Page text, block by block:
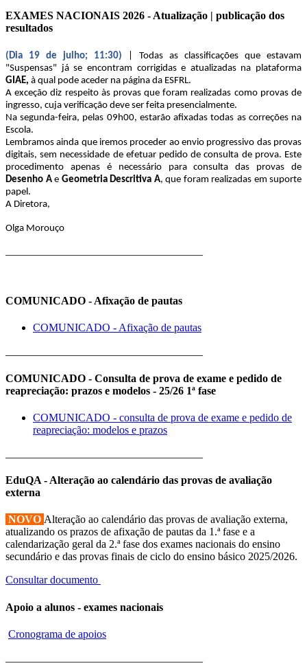
EXAMES NACIONAIS 2026 - Atualização | publicação dos
resultados
(Dia 19 de julho; 11:30)
| Todas as classificações que estavam
"Suspensas" já se encontram corrigidas e atualizadas na plataforma
GIAE, à qual pode aceder na página da ESFRL.
A exceção diz respeito às provas que foram realizadas como provas de
ingresso, cuja verificação deve ser feita presencialmente.
Na segunda-feira, pelas 09h00, estarão afixadas todas as correções na
Escola.
Lembramos ainda que iremos proceder ao envio progressivo das provas
digitais, sem necessidade de efetuar pedido de consulta de prova. Este
procedimento apenas é necessário para consulta das provas de
Desenho Ae Geometria Descritiva A, que foram realizadas em suporte
papel.
A Diretora,
Olga Morouço
COMUNICADO - Afixação de pautas
COMUNICADO - Afixação de pautas
COMUNICADO - Consulta de prova de exame e pedido de
reapreciação: prazos e modelos - 25/26 1ª fase
COMUNICADO - consulta de prova de exame e pedido de
reapreciação: modelos e prazos
EduQA - Alteração ao calendário das provas de avaliação
externa
NOVO Alteração ao calendário das provas de avaliação externa,
atualizando os prazos de afixação de pautas da 1.ª fase e a
calendarização geral da 2.ª fase dos exames nacionais do ensino
secundário e das provas finais de ciclo do ensino básico 2025/2026.
Consultar documento
Apoio a alunos - exames nacionais
Cronograma de apoios